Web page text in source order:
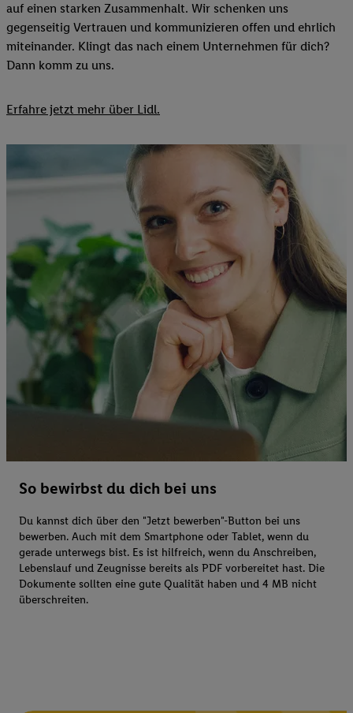
auf einen starken Zusammenhalt. Wir schenken uns
gegenseitig Vertrauen und kommunizieren offen und ehrlich
miteinander. Klingt das nach einem Unternehmen für dich?
Dann komm zu uns.​
Erfahre jetzt mehr über Lidl.
So bewirbst du dich bei uns
Du kannst dich über den "Jetzt bewerben"-Button bei uns
bewerben. Auch mit dem Smartphone oder Tablet, wenn du
gerade unterwegs bist. Es ist hilfreich, wenn du Anschreiben,
Lebenslauf und Zeugnisse bereits als PDF vorbereitet hast. Die
Dokumente sollten eine gute Qualität haben und 4 MB nicht
überschreiten.